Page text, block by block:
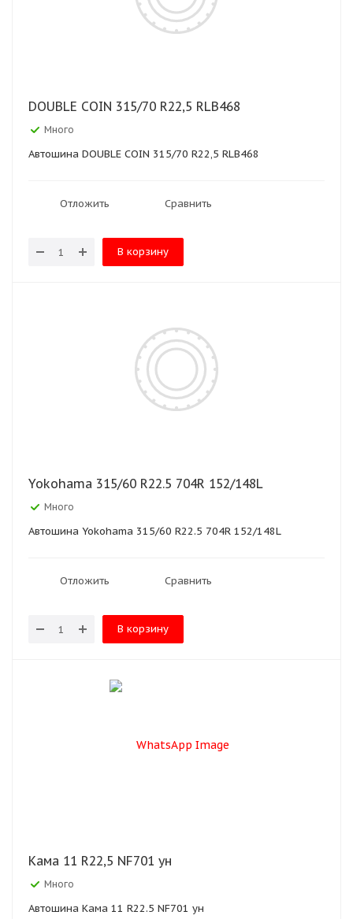
DOUBLE COIN 315/70 R22,5 RLB468
Много
Автошина DOUBLE COIN 315/70 R22,5 RLB468
Отложить Сравнить
В корзину
Yokohama 315/60 R22.5 704R 152/148L
Много
Автошина Yokohama 315/60 R22.5 704R 152/148L
Отложить Сравнить
В корзину
Кама 11 R22,5 NF701 ун
Много
Автошина Кама 11 R22.5 NF701 ун